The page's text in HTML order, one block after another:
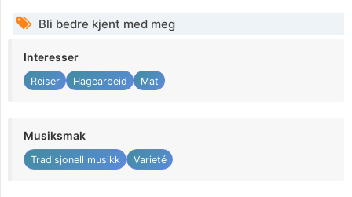
Bli bedre kjent med meg
Interesser
Reiser Hagearbeid Mat
Musiksmak
Tradisjonell musikk Varieté